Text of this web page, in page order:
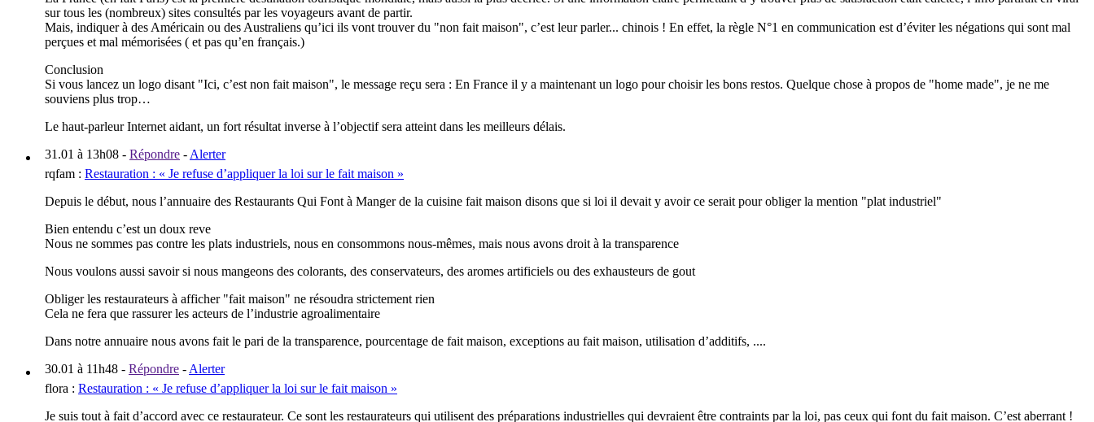
sur tous les (nombreux) sites consultés par les voyageurs avant de partir.
Mais, indiquer à des Américain ou des Australiens qu’ici ils vont trouver du "non fait maison", c’est leur parler... chinois ! En effet, la règle N°1 en communication est d’éviter les négations qui sont mal
perçues et mal mémorisées ( et pas qu’en français.)
Conclusion
Si vous lancez un logo disant "Ici, c’est non fait maison", le message reçu sera : En France il y a maintenant un logo pour choisir les bons restos. Quelque chose à propos de "home made", je ne me
souviens plus trop…
Le haut-parleur Internet aidant, un fort résultat inverse à l’objectif sera atteint dans les meilleurs délais.
31.01 à 13h08 - Répondre - Alerter
rqfam : Restauration : « Je refuse d’appliquer la loi sur le fait maison »
Depuis le début, nous l’annuaire des Restaurants Qui Font à Manger de la cuisine fait maison disons que si loi il devait y avoir ce serait pour obliger la mention "plat industriel"
Bien entendu c’est un doux reve
Nous ne sommes pas contre les plats industriels, nous en consommons nous-mêmes, mais nous avons droit à la transparence
Nous voulons aussi savoir si nous mangeons des colorants, des conservateurs, des aromes artificiels ou des exhausteurs de gout
Obliger les restaurateurs à afficher "fait maison" ne résoudra strictement rien
Cela ne fera que rassurer les acteurs de l’industrie agroalimentaire
Dans notre annuaire nous avons fait le pari de la transparence, pourcentage de fait maison, exceptions au fait maison, utilisation d’additifs, ....
30.01 à 11h48 - Répondre - Alerter
flora : Restauration : « Je refuse d’appliquer la loi sur le fait maison »
Je suis tout à fait d’accord avec ce restaurateur. Ce sont les restaurateurs qui utilisent des préparations industrielles qui devraient être contraints par la loi, pas ceux qui font du fait maison. C’est aberrant !